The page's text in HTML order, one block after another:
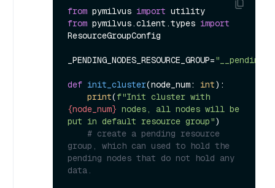
from pymilvus import
from pymilvus.client.types import
ResourceGroupConfig
_PENDING_NODES_RESOURCE_GROUP=
def init_cluster(node_num: int):
print(
{node_num} nodes, all nodes will be
put in default resource group")
# create a pending resource
group, which can used to hold the
pending nodes that do not hold any
data.